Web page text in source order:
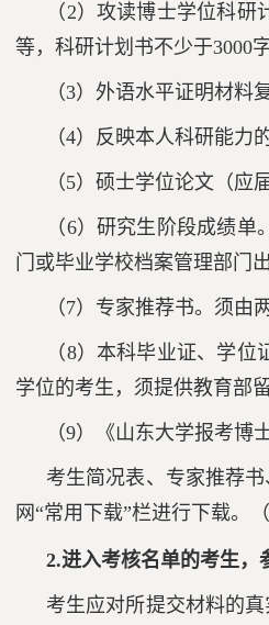
（2）攻读博士学位科
等，科研计划书不少于3000字
（3）外语水平证明材料
（4）反映本人科研能力
（5）硕士学位论文（应
（6）研究生阶段成绩
门或毕业学校档案管理部门
（7）专家推荐书。须
（8）本科毕业证、学
学位的考生，须提供教育部
（9）《山东大学报考博
考生简况表、专家推荐
网“常用下载”栏进行下载。（
2.进入考核名单的考生，
考生应对所提交材料的